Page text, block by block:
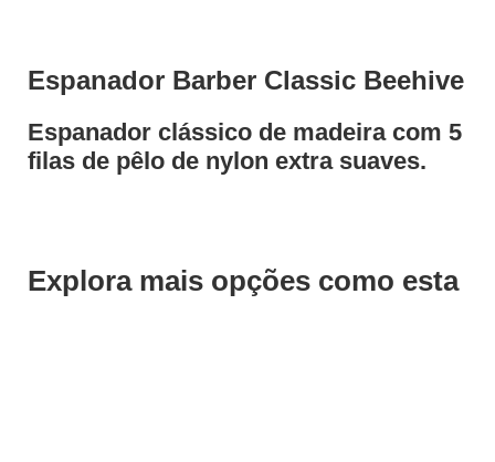
Espanador Barber Classic Beehive
Espanador clássico de madeira com 5
filas de pêlo de nylon extra suaves.
Explora mais opções como esta